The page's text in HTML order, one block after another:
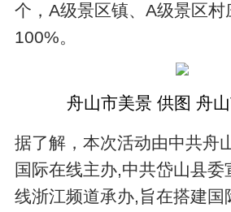
个，A级景区镇、A级景区村
100%。
舟山市美景 供图 舟
据了解，本次活动由中共舟
国际在线主办,中共岱山县委
线浙江频道承办,旨在搭建国